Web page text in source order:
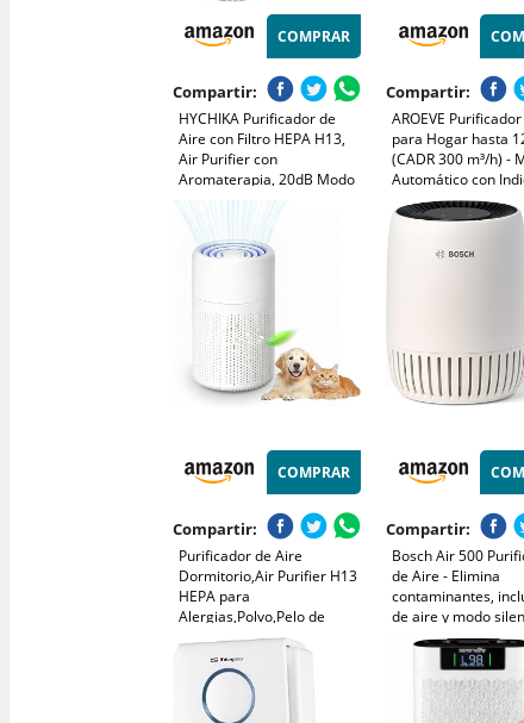
COMPRAR
Compartir:
HYCHIKA Purificador de
Aire con Filtro HEPA H13,
Air Purifier con
Aromaterapia, 20dB Modo
Sueño, Elimina 99,97% de
Polvo, Polen, Humo y
Olores, 3 Luces Nocturnas,
Temporizador, para Hogar
Compartir:
AROEVE
para Hogar hasta
(CADR 300 m³/h) -
Automático con
Luminoso de
Polen, Polvo, Pelo de
COMPRAR
Compartir:
Purificador de Aire
Dormitorio,Air Purifier H13
HEPA para
Alergias,Polvo,Pelo de
Mascotas,Humo y
Olores,Mini Purificador Aire
Silencioso 37 dB para
Hogar y Oficina
Compartir:
Bosch Air 500
de Aire - Elimina
contaminantes,
de aire y modo
25 dB(A)) - para
habitaciones de
- con puerto de
C - CADR: 100 m³/h